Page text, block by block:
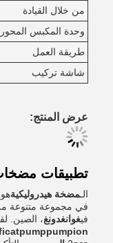
من خلال القيادة
وحدة المكبس
طريقة العمل
شاشة تركيب
عرض المنتج:
تطبيقات
الـمضخة هيدروليكيةهو
في مجموعة متنوعة
فيغوانغدونغ، الصين.